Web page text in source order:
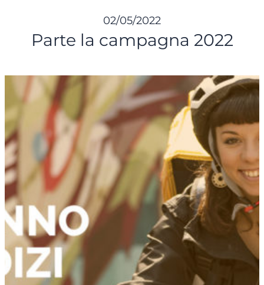
02/05/2022
Parte la campagna 2022